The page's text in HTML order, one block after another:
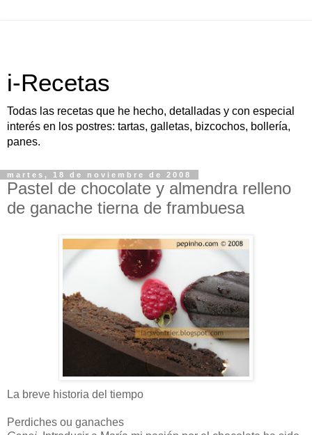
i-Recetas
Todas las recetas que he hecho, detalladas y con especial
interés en los postres: tartas, galletas, bizcochos, bollería,
panes.
martes, 18 de noviembre de 2008
Pastel de chocolate y almendra relleno
de ganache tierna de frambuesa
La breve historia del tiempo
Perdiches ou ganaches